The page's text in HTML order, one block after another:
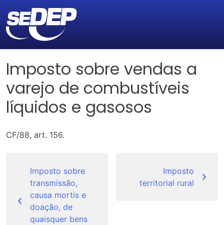
Imposto sobre vendas a
varejo de combustíveis
líquidos e gasosos
CF/88, art. 156.
Post
Imposto sobre
transmissão,
causa mortis e
doação, de
quaisquer bens
Imposto
territorial rural